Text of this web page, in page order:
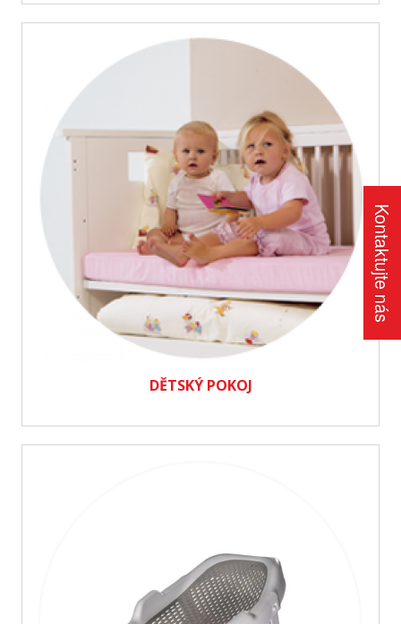
DĚTSKÝ POKOJ
Kontaktujte nás